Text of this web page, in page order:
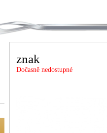
znak
Dočasně nedostupné